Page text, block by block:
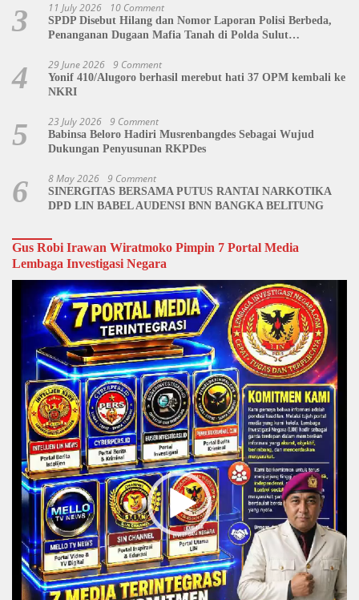
3 11 July 2026 10 Comment
SPDP Disebut Hilang dan Nomor Laporan Polisi Berbeda,
Penanganan Dugaan Mafia Tanah di Polda Sulut
4 29 June 2026 9 Comment
Yonif 410/Alugoro berhasil merebut hati 37 OPM kembali ke
NKRI
5 23 July 2026 9 Comment
Babinsa Beloro Hadiri Musrenbangdes Sebagai Wujud
Dukungan Penyusunan RKPDes
6 8 May 2026 9 Comment
SINERGITAS BERSAMA PUTUS RANTAI NARKOTIKA
DPD LIN BABEL AUDENSI BNN BANGKA BELITUNG
Gus Robi Irawan Wiratmoko Pimpin 7 Portal Media
Lembaga Investigasi Negara
Video
Player